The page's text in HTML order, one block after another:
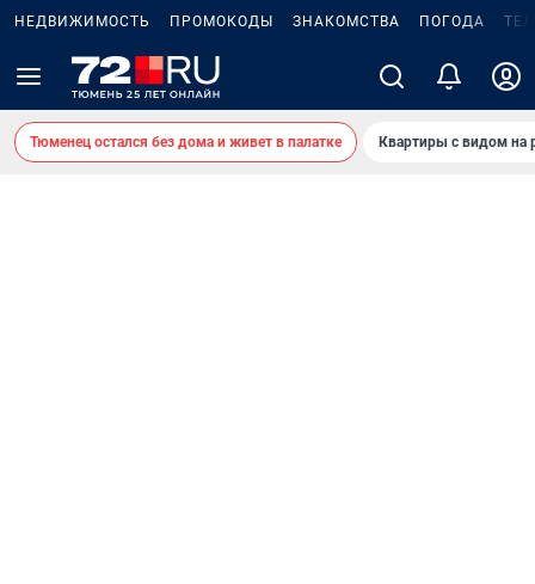
НЕДВИЖИМОСТЬ ПРОМОКОДЫ ЗНАКОМСТВА ПОГОДА
Тюменец остался без дома и живет в палатке Квартиры с видом на